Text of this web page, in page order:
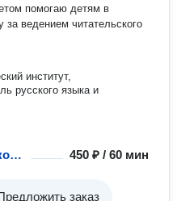
за ведением читательского
институт,
русского языка и
Занятие с репетитором по русскому языку как иностранному 450 ₽ / 60 мин
заказ